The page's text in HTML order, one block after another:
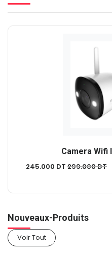
Camera Wifi
245.000 DT 299.000DT
Nouveaux-Produits
Voir Tout